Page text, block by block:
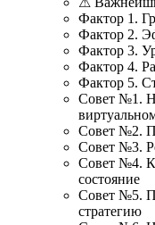
Фактор 1.
Фактор 2.
Фактор 3.
Фактор 4.
Фактор 5.
Совет №1.
Совет №2.
Совет №3.
Совет №4.
состояние
Совет №5.
стратегию